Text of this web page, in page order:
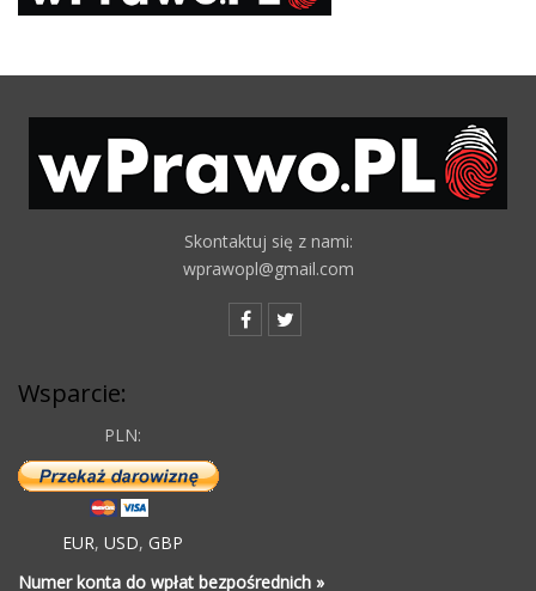
Skontaktuj się z nami:
wprawopl@gmail.com
Wsparcie:
PLN:
EUR, USD, GBP
Numer konta do wpłat bezpośrednich »